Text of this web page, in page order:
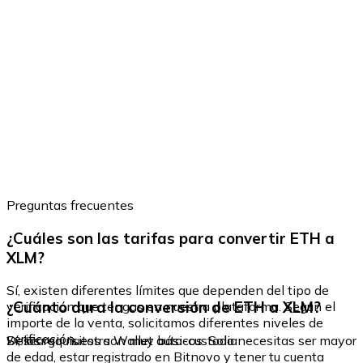
Preguntas frecuentes
¿Cuáles son las tarifas para convertir ETH a
XLM?
Sí, existen diferentes límites que dependen del tipo de
verificación que tengas en nuestra plataforma. Según el
importe de la venta, solicitamos diferentes niveles de
verificación.
¿Cuánto dura la conversión de ETH a XLM?
Sí, los requisitos son muy básicos. Solo necesitas ser mayor
de edad, estar registrado en Bitnovo y tener tu cuenta
Descarga nuestra Wallet auto-custodia